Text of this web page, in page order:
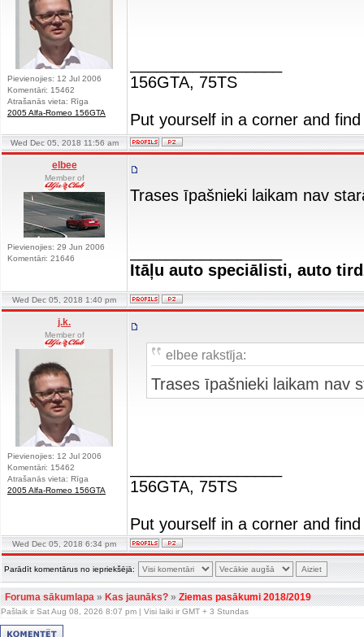
Pievienojies: 12 Jul 2006
Komentāri: 15462
Atrašanās vieta: Rīga
2005 Alfa-Romeo 156GTA
156GTA, 75TS
Put yourself in a corner and
Wed Dec 05, 2018 11:56 am
elbee
Member of
Pievienojies: 29 Jun 2006
Komentāri: 21646
Trases īpašnieki laikam nav
Itāļu auto speciālisti, auto
Wed Dec 05, 2018 1:40 pm
j.k.
Member of
Pievienojies: 12 Jul 2006
Komentāri: 15462
Atrašanās vieta: Rīga
2005 Alfa-Romeo 156GTA
elbee rakstīja:
Trases īpašnieki laikam nav
156GTA, 75TS
Put yourself in a corner and
Wed Dec 05, 2018 6:34 pm
Parādīt komentārus no iepriekšējā:
Foruma sākumlapa»Kas jaunāks?»Ziemas pasākumi 2018/2019
Pašlaik ir Sat Aug 08, 2026 8:07 pm | Visi laiki ir GMT + 3 Stundas